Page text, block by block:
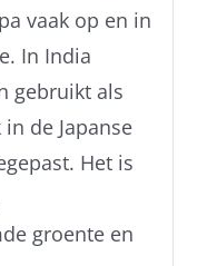
vaak op en in
In India
gebruikt als
de Japanse
Het is
groente en